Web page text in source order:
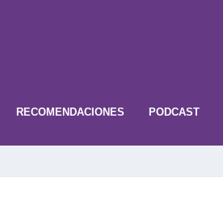
RECOMENDACIONES PODCAST